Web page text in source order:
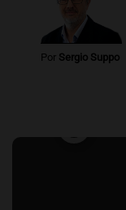
Por Sergio Suppo